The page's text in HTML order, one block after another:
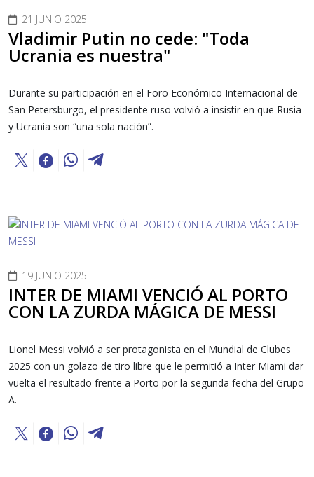
21 JUNIO 2025
Vladimir Putin no cede: "Toda
Ucrania es nuestra"
Durante su participación en el Foro Económico Internacional de
San Petersburgo, el presidente ruso volvió a insistir en que Rusia
y Ucrania son “una sola nación”.
19 JUNIO 2025
INTER DE MIAMI VENCIÓ AL PORTO
CON LA ZURDA MÁGICA DE MESSI
Lionel Messi volvió a ser protagonista en el Mundial de Clubes
2025 con un golazo de tiro libre que le permitió a Inter Miami dar
vuelta el resultado frente a Porto por la segunda fecha del Grupo
A.